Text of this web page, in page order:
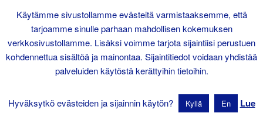
Käytämme sivustollamme evästeitä varmistaaksemme, että
tarjoamme sinulle parhaan mahdollisen kokemuksen
verkkosivustollamme. Lisäksi voimme tarjota sijaintiisi perustuen
kohdennettua sisältöä ja mainontaa. Sijaintitiedot voidaan yhdistää
palveluiden käytöstä kerättyihin tietoihin.
Hyväksytkö evästeiden ja sijainnin käytön? Kyllä En
Lue